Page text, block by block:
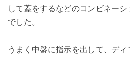
して蓋をするなどのコンビネー
でした。
うまく中盤に指示を出して、ディ